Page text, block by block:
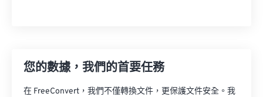
您的數據，我們的首要任務
在 FreeConvert，我們不僅轉換文件，更保護文件安全。我